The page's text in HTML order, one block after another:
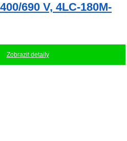
690 V, 4LC-180M-
Zobrazit detaily